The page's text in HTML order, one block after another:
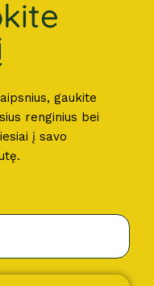
gaukite
renginius bei
į savo